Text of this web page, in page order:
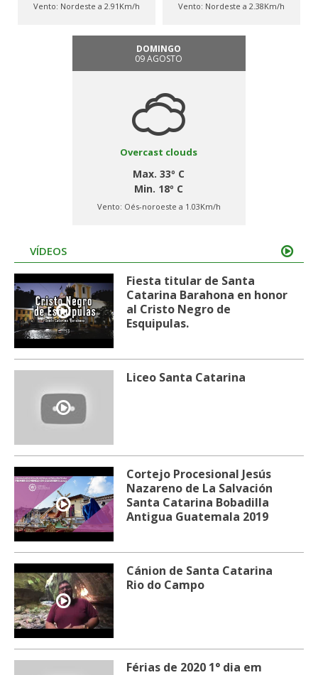
Vento: Nordeste a 2.91Km/h Vento: Nordeste a 2.38Km/h
DOMINGO
09 AGOSTO
Overcast clouds
Max. 33º C
Min. 18º C
Vento: Oés-noroeste a 1.03Km/h
VÍDEOS
Fiesta titular de Santa
Catarina Barahona en honor
al Cristo Negro de
Esquipulas.
Liceo Santa Catarina
Cortejo Procesional Jesús
Nazareno de La Salvación
Santa Catarina Bobadilla
Antigua Guatemala 2019
Cánion de Santa Catarina
Rio do Campo
Férias de 2020 1° dia em